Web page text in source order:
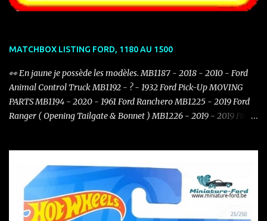
MATCHBOX LISTING FORD, 1180 AU 1500
👀 En jaune je possède les modèles. MB1187 - 2018 - 2010 - Ford
Animal Control Truck MB1192 - ? - 1932 Ford Pick-Up MOVING
PARTS MB1194 - 2020 - 1961 Ford Ranchero MB1225 - 2019 Ford
Ranger ( Opening Tailgate & Bonnet ) MB1226 - 2019 - 2019 Ford
MB1285 - 2022 - 1965 Ford C900 MB1288 - 2022 - 1936 FORD
Coupe MB1295 - 2022 - Ford F150 LIGHTNING MB1297 - 2022 -
1957 Custom Ford 300 MB1303 - 2021 - Ford Mustang Mach E
MB1306 - 2022 - 2019 Ford Mustang Convertible MB1313 - 2022 -